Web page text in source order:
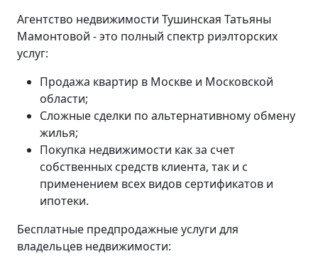
Агентство недвижимости Тушинская Татьяны
Мамонтовой - это полный спектр риэлторских
услуг:
Продажа квартир в Москве и Московской
области;
Сложные сделки по альтернативному обмену
жилья;
Покупка недвижимости как за счет
собственных средств клиента, так и с
применением всех видов сертификатов и
ипотеки.
Бесплатные предпродажные услуги для
владельцев недвижимости: